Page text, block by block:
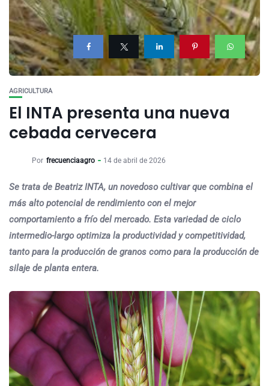
AGRICULTURA
El INTA presenta una nueva
cebada cervecera
Por frecuenciaagro 14 de abril de 2026
Se trata de Beatriz INTA, un novedoso cultivar que combina el
más alto potencial de rendimiento con el mejor
comportamiento a frío del mercado. Esta variedad de ciclo
intermedio-largo optimiza la productividad y competitividad,
tanto para la producción de granos como para la producción de
silaje de planta entera.